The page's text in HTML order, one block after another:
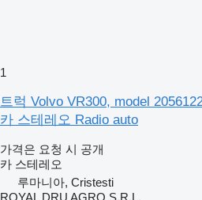
1
트럭 Volvo VR300, model
카 스테레오 Radio auto
가격은 요청 시 공개
카 스테레오
루마니아, Cristesti
ROYAL DRU AGRO S.R.L.